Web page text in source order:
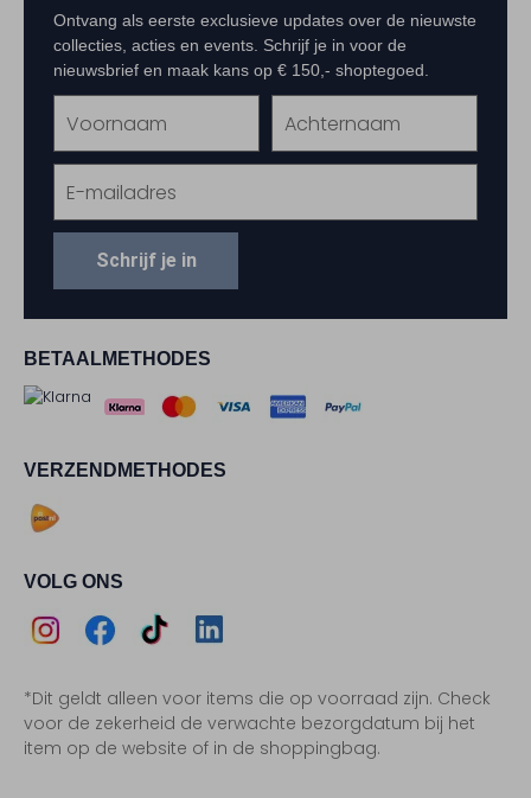
BETAALMETHODES
VERZENDMETHODES
VOLG ONS
Instagram
Facebook
TikTokLinkedIn
*Dit geldt alleen voor items die op voorraad zijn. Check
voor de zekerheid de verwachte bezorgdatum bij het
item op de website of in de shoppingbag.
Ontvang als eerste exclusieve updates over de nieuwste
collecties, acties en events. Schrijf je in voor de
nieuwsbrief en maak kans op € 150,- shoptegoed.
Schrijf je in